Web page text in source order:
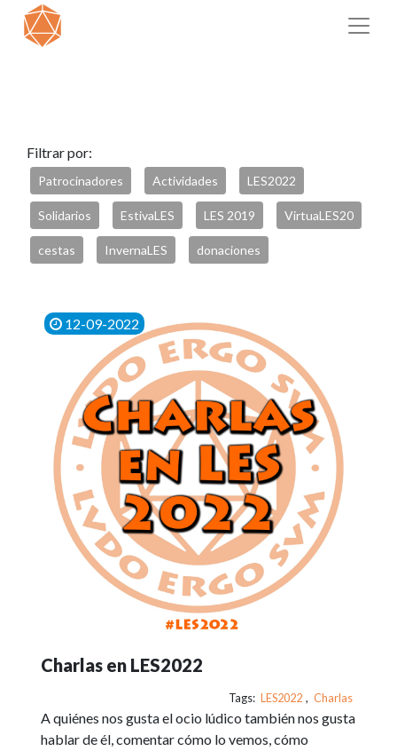
Filtrar por:
Patrocinadores Actividades LES2022
Solidarios EstivaLES LES 2019 VirtuaLES20
cestas InvernaLES donaciones
12-09-2022
Charlas en LES2022
Tags: LES2022 , Charlas
A quiénes nos gusta el ocio lúdico también nos gusta
hablar de él, comentar cómo lo vemos, cómo